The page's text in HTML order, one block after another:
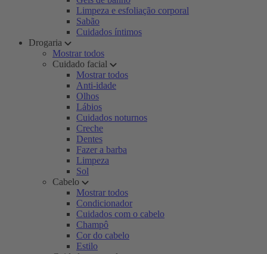
Limpeza e esfoliação corporal
Sabão
Cuidados íntimos
Drogaria
Mostrar todos
Cuidado facial
Mostrar todos
Anti-idade
Olhos
Lábios
Cuidados noturnos
Creche
Dentes
Fazer a barba
Limpeza
Sol
Cabelo
Mostrar todos
Condicionador
Cuidados com o cabelo
Champô
Cor do cabelo
Estilo